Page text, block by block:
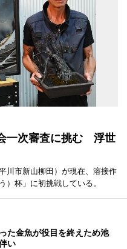
一次審査に挑む 浮世
川市新山柳田）が現在、溶接作
）杯」に初挑戦している。
た金魚が役目を終えため池
い